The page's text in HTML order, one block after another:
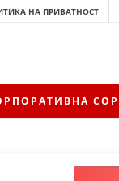
НА ПРИВАТНОСТ